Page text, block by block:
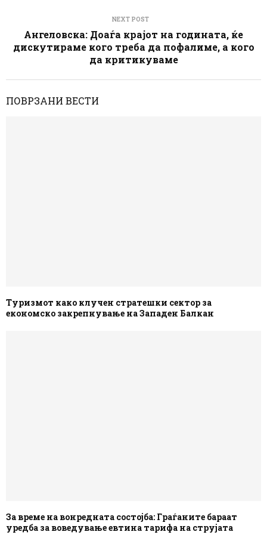
NEXT POST
Ангеловска: Доаѓа крајот на годината, ќе
дискутираме кого треба да пофалиме, а кого
да критикуваме
ПОВРЗАНИ ВЕСТИ
Туризмот како клучен стратешки сектор за
економско закрепнување на Западен Балкан
За време на вонредната состојба: Граѓаните бараат
уредба за воведување евтина тарифа на струјата